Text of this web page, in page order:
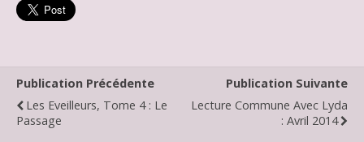
Publication Précédente
Les Eveilleurs, Tome 4 : Le
Passage
Publication Suivante
Lecture Commune Avec Lyda
: Avril 2014